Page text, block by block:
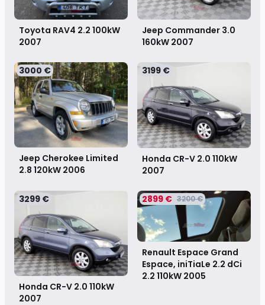
Toyota RAV4 2.2 100kW
2007
Jeep Commander 3.0
160kW 2007
3000 €
Jeep Cherokee Limited
2.8 120kW 2006
3199 €
Honda CR-V 2.0 110kW
2007
3299 €
Honda CR-V 2.0 110kW
2007
2899 € 3200 €
Renault Espace Grand
Espace, iniTiaLe 2.2 dCi
2.2 110kW 2005